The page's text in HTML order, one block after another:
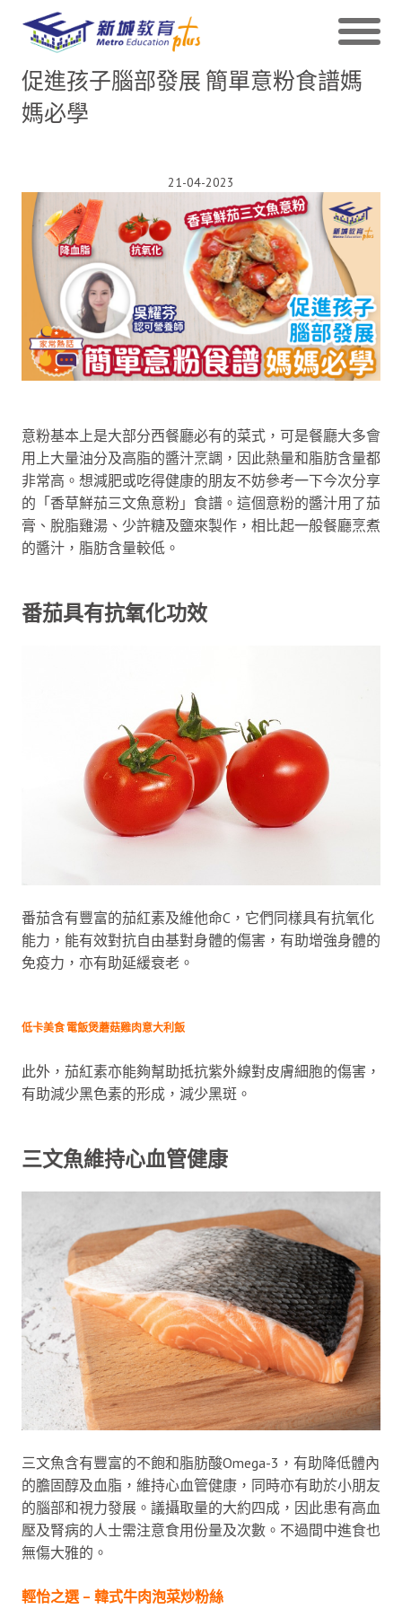
促進孩子腦部發展 簡單意粉食譜媽
媽必學
21-04-2023
意粉基本上是大部分西餐廳必有的菜式，可是餐廳大多會
用上大量油分及高脂的醬汁烹調，因此熱量和脂肪含量都
非常高。想減肥或吃得健康的朋友不妨參考一下今次分享
的「香草鮮茄三文魚意粉」食譜。這個意粉的醬汁用了茄
膏、脫脂雞湯、少許糖及鹽來製作，相比起一般餐廳烹煮
的醬汁，脂肪含量較低。
番茄具有抗氧化功效
番茄含有豐富的茄紅素及維他命C，它們同樣具有抗氧化
能力，能有效對抗自由基對身體的傷害，有助增強身體的
免疫力，亦有助延緩衰老。
低卡美食 電飯煲蘑菇雞肉意大利飯
此外，茄紅素亦能夠幫助抵抗紫外線對皮膚細胞的傷害，
有助減少黑色素的形成，減少黑斑。
三文魚維持心血管健康
三文魚含有豐富的不飽和脂肪酸Omega-3，有助降低體內
的膽固醇及血脂，維持心血管健康，同時亦有助於小朋友
的腦部和視力發展。議攝取量的大約四成，因此患有高血
壓及腎病的人士需注意食用份量及次數。不過間中進食也
無傷大雅的。
輕怡之選 – 韓式牛肉泡菜炒粉絲